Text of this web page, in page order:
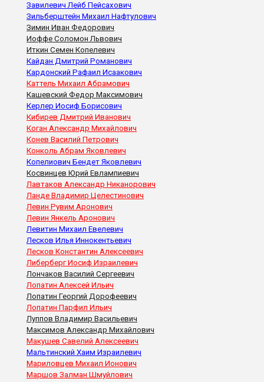
Завилевич Лейб Пейсахович
Зильберштейн Михаил Нафтулович
Зимин Иван Федорович
Иоффе Соломон Львович
Иткин Семен Копелевич
Кайдан Дмитрий Романович
Кардонский Рафаил Исаакович
Каттель Михаил Абрамович
Кашевский Федор Максимович
Керлер Иосиф Борисович
Кибирев Дмитрий Иванович
Коган Александр Михайлович
Конев Василий Петрович
Конколь Абрам Яковлевич
Копелиович Бендет Яковлевич
Косвинцев Юрий Евлампиевич
Лавтаков Александр Никанорович
Ланде Владимир Целестинович
Левин Рувим Аронович
Левин Янкель Аронович
Левитин Михаил Евелевич
Лесков Илья Иннокентьевич
Лесков Константин Алексеевич
Либерберг Иосиф Израилевич
Лончаков Василий Сергеевич
Лопатин Алексей Ильич
Лопатин Георгий Дорофеевич
Лопатин Парфил Ильич
Луппов Владимир Васильевич
Максимов Александр Михайлович
Макушев Савелий Алексеевич
Мальтинский Хаим Израилевич
Мариловцев Михаил Ионович
Маршов Залман Шмуйлович